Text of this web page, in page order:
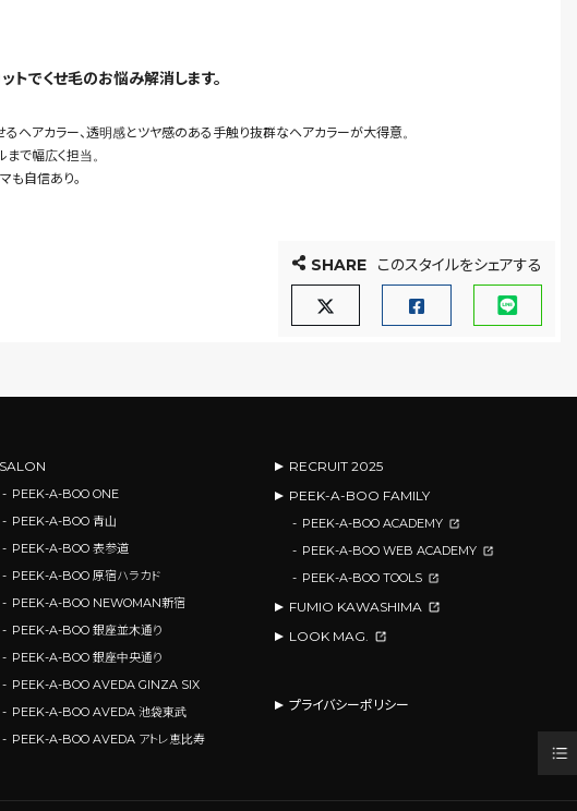
トでくせ毛のお悩み解消します。
ヘアカラー、透明感とツヤ感のある手触り抜群なヘアカラーが大得意。
で幅広く担当。
も自信あり。
SHARE このスタイルをシェアする
SALON
PEEK-A-BOO ONE
PEEK-A-BOO 青山
PEEK-A-BOO 表参道
PEEK-A-BOO 原宿ハラカド
PEEK-A-BOO NEWOMAN新宿
PEEK-A-BOO 銀座並木通り
PEEK-A-BOO 銀座中央通り
PEEK-A-BOO AVEDA GINZA SIX
PEEK-A-BOO AVEDA 池袋東武
PEEK-A-BOO AVEDA アトレ恵比寿
RECRUIT 2025
PEEK-A-BOO FAMILY
PEEK-A-BOO ACADEMY
PEEK-A-BOO WEB ACADEMY
PEEK-A-BOO TOOLS
FUMIO KAWASHIMA
LOOK MAG.
プライバシーポリシー